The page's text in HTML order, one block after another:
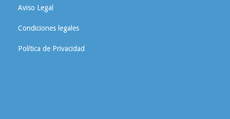
Aviso Legal
Condiciones legales
Política de Privacidad